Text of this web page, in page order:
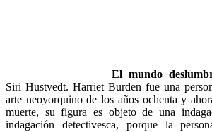
El mundo
Siri Hustvedt. Harriet Burden fue una
arte neoyorquino de los años ochenta y
muerte, su figura es objeto de una
indagación detectivesca, porque la